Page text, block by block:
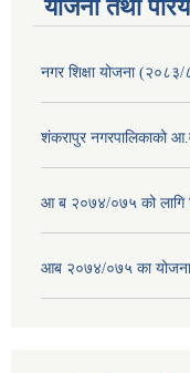
योजना तथा
नगर शिक्षा योजना
शंकरापुर नगरपालिकाको
आ ब २०७४/०७५ को लागि
आब २०७४/०७५ का